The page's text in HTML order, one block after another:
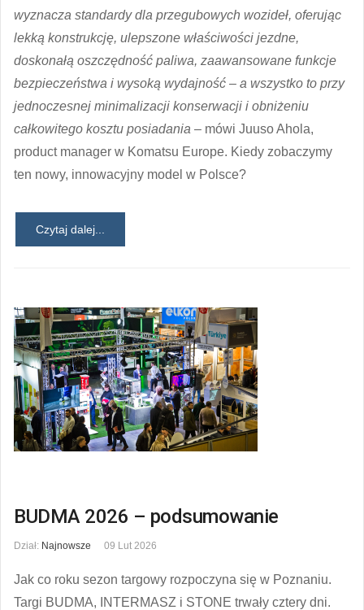
wyznacza standardy dla przegubowych wozideł, oferując
lekką konstrukcję, ulepszone właściwości jezdne,
doskonałą oszczędność paliwa, zaawansowane funkcje
bezpieczeństwa i wysoką wydajność – a wszystko to przy
jednoczesnej minimalizacji konserwacji i obniżeniu
całkowitego kosztu posiadania – mówi Juuso Ahola,
product manager w Komatsu Europe. Kiedy zobaczymy
ten nowy, innowacyjny model w Polsce?
Czytaj dalej...
BUDMA 2026 – podsumowanie
Dział: Najnowsze 09 Lut 2026
Jak co roku sezon targowy rozpoczyna się w Poznaniu.
Targi BUDMA, INTERMASZ i STONE trwały cztery dni.